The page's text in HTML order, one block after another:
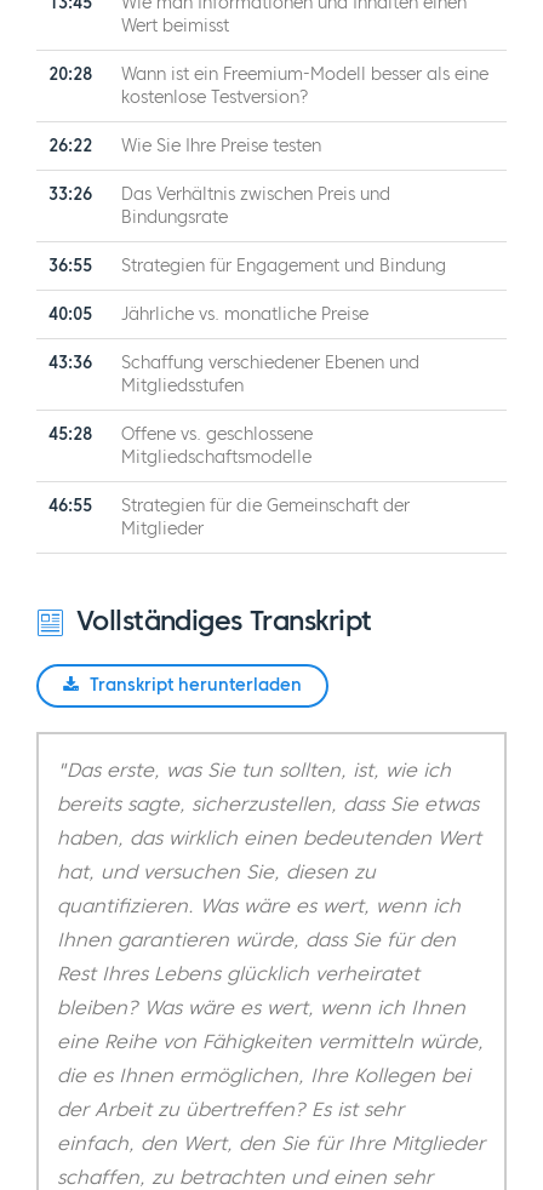
Wert beimisst
20:28
Wann ist ein Freemium-Modell besser als eine
kostenlose Testversion?
26:22 Wie Sie Ihre Preise testen
33:26
Das Verhältnis zwischen Preis und
Bindungsrate
36:55 Strategien für Engagement und Bindung
40:05 Jährliche vs. monatliche Preise
43:36
Schaffung verschiedener Ebenen und
Mitgliedsstufen
45:28
Offene vs. geschlossene
Mitgliedschaftsmodelle
46:55
Strategien für die Gemeinschaft der
Mitglieder
Vollständiges Transkript
Transkript herunterladen
"Das erste, was Sie tun sollten, ist, wie ich
bereits sagte, sicherzustellen, dass Sie etwas
haben, das wirklich einen bedeutenden Wert
hat, und versuchen Sie, diesen zu
quantifizieren. Was wäre es wert, wenn ich
Ihnen garantieren würde, dass Sie für den
Rest Ihres Lebens glücklich verheiratet
bleiben? Was wäre es wert, wenn ich Ihnen
eine Reihe von Fähigkeiten vermitteln würde,
die es Ihnen ermöglichen, Ihre Kollegen bei
der Arbeit zu übertreffen? Es ist sehr
einfach, den Wert, den Sie für Ihre Mitglieder
schaffen, zu betrachten und einen sehr